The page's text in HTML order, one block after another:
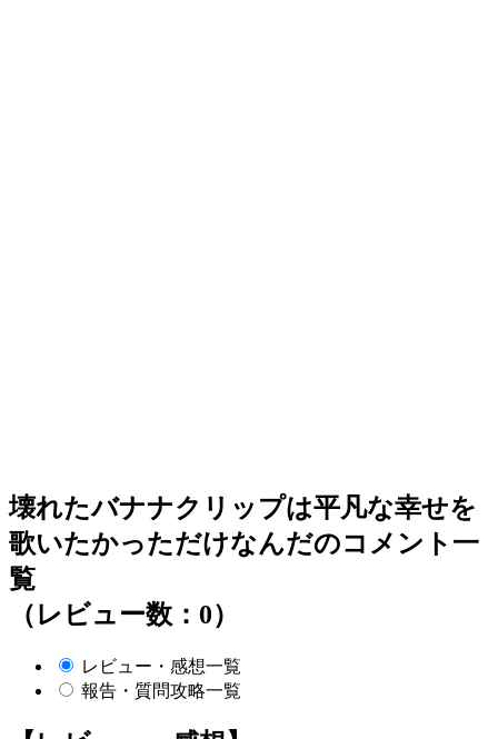
壊れたバナナクリップは平凡な幸せを
歌いたかっただけなんだのコメント一
覧
（レビュー数：0）
レビュー・感想一覧
報告・質問攻略一覧